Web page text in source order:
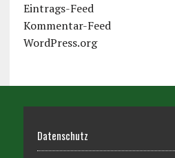
Eintrags-Feed
Kommentar-Feed
WordPress.org
Datenschutz